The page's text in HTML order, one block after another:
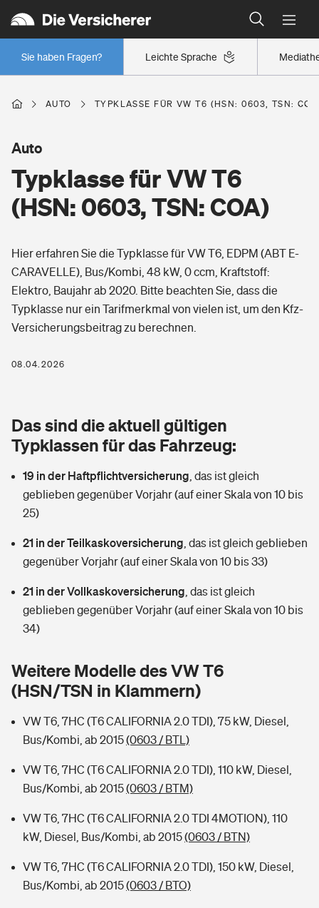
Leichte Sprache
Sie haben Fragen?
Wer versichert was: Jetzt Versicherer finden
Regionalklassen: So ist Ihre Region eingestuft
Wer versichert was: Jetzt Versicherer finden
Berufsunfähigkeitsversicherung
Erwerbsunfähigkeitsversicherung
Grundfähigkeitsversicherung
Arbeitsrechtsschutz
Berufshaftpflichtversicherung
Zur Übersicht
Tools
Wer versichert was: Jetzt Versicherer finden
Sie haben Fragen?
Wohnen
Elementarversicherung
Glasversicherung
Mietkautionsversicherung
Restkreditversicherung
Tools
Hochwasser-Check: Wie gefährdet ist Ihr Haus?
Sie haben Fragen?
Freizeit
Pri­vate Haft­pflicht­
Kinderunfall­ver­si­che­rung
Kinderinvalidität
Hundehalter-Haftpflicht
Handyversicherung
Private Cyberversicherung
Zur Übersicht
Tools
Kinderunfall-Check: Mehr Sicherheit für deine Kids
Typklassen: So ist Ihr Auto eingestuft
Gesundheit
Private Krankenversicherung
Dread-Disease-Versicherung
Tierkrankenversicherung
Zur Übersicht
Tools
Wer versichert was: Jetzt Versicherer finden
Rentenrechner: Wie viel Geld bekomme ich im Alter?
AUTO TYPKLASSE FÜR VW T6 (HSN: 0603, TSN:
Typklasse für VW T6
(HSN: 0603, TSN: COA)
Auto
Hier erfahren Sie die Typklasse für VW T6, EDPM (ABT E-
CARAVELLE), Bus/Kombi, 48 kW, 0 ccm, Kraftstoff:
Elektro, Baujahr ab 2020. Bitte beachten Sie, dass die
Typklasse nur ein Tarifmerkmal von vielen ist, um den Kfz-
Versicherungsbeitrag zu berechnen.
08.04.2026
Das sind die aktuell gültigen
Typklassen für das Fahrzeug:
19 in der Haftpflichtversicherung das ist gleich
geblieben gegenüber Vorjahr (auf einer Skala von 10 bis
25)
21 in der Teilkaskoversicherung das ist gleich geblieben
gegenüber Vorjahr (auf einer Skala von 10 bis 33)
21 in der Vollkaskoversicherung das ist gleich
geblieben gegenüber Vorjahr (auf einer Skala von 10 bis
34)
Weitere Modelle des VW T6
(HSN/TSN in Klammern)
VW T6, 7HC (T6 CALIFORNIA 2.0 TDI), 75 kW, Diesel,
Bus/Kombi, ab 2015(0603 / BTL)
VW T6, 7HC (T6 CALIFORNIA 2.0 TDI), 110 kW, Diesel,
Bus/Kombi, ab 2015(0603 / BTM)
VW T6, 7HC (T6 CALIFORNIA 2.0 TDI 4MOTION), 110
kW, Diesel, Bus/Kombi, ab 2015(0603 / BTN)
VW T6, 7HC (T6 CALIFORNIA 2.0 TDI), 150 kW, Diesel,
Bus/Kombi, ab 2015(0603 / BTO)